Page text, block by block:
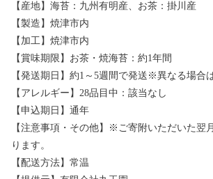
【産地】海苔：九州有明産、お茶：掛川産
【製造】焼津市内
【加工】焼津市内
【賞味期限】お茶・焼海苔：約1年間
【発送期日】約1～5週間で発送※異なる場合
【アレルギー】28品目中：該当なし
【申込期日】通年
【注意事項・その他】※ご寄附いただいた翌
ります。
【配送方法】常温